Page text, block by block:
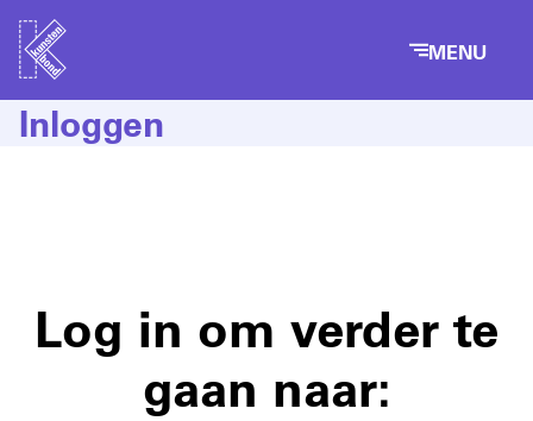
MENU
Inloggen
Log in om verder te
gaan naar: